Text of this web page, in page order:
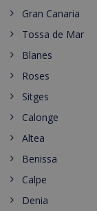
Gran Canaria
Tossa de Mar
Blanes
Roses
Sitges
Calonge
Altea
Benissa
Calpe
Denia